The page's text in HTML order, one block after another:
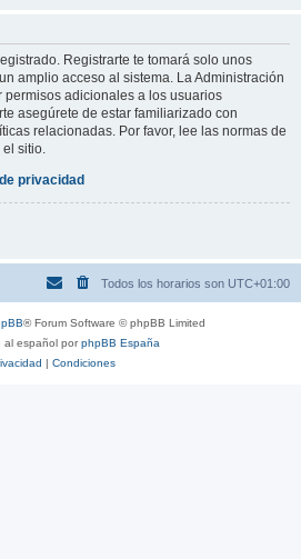
Registrarte te tomará solo unos
amplio acceso al sistema. La Administración
adicionales a los usuarios
asegúrete de estar familiarizado con
relacionadas. Por favor, lee las normas de
sitio.
privacidad
Todos los horarios son UTC+01:00
® Forum Software © phpBB Limited
al español porphpBB España
| Condiciones